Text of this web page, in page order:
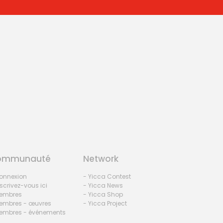
vous ici
- œuvres
- événements
Network
- Yicca Contest
- Yicca News
- Yicca Shop
- Yicca Project